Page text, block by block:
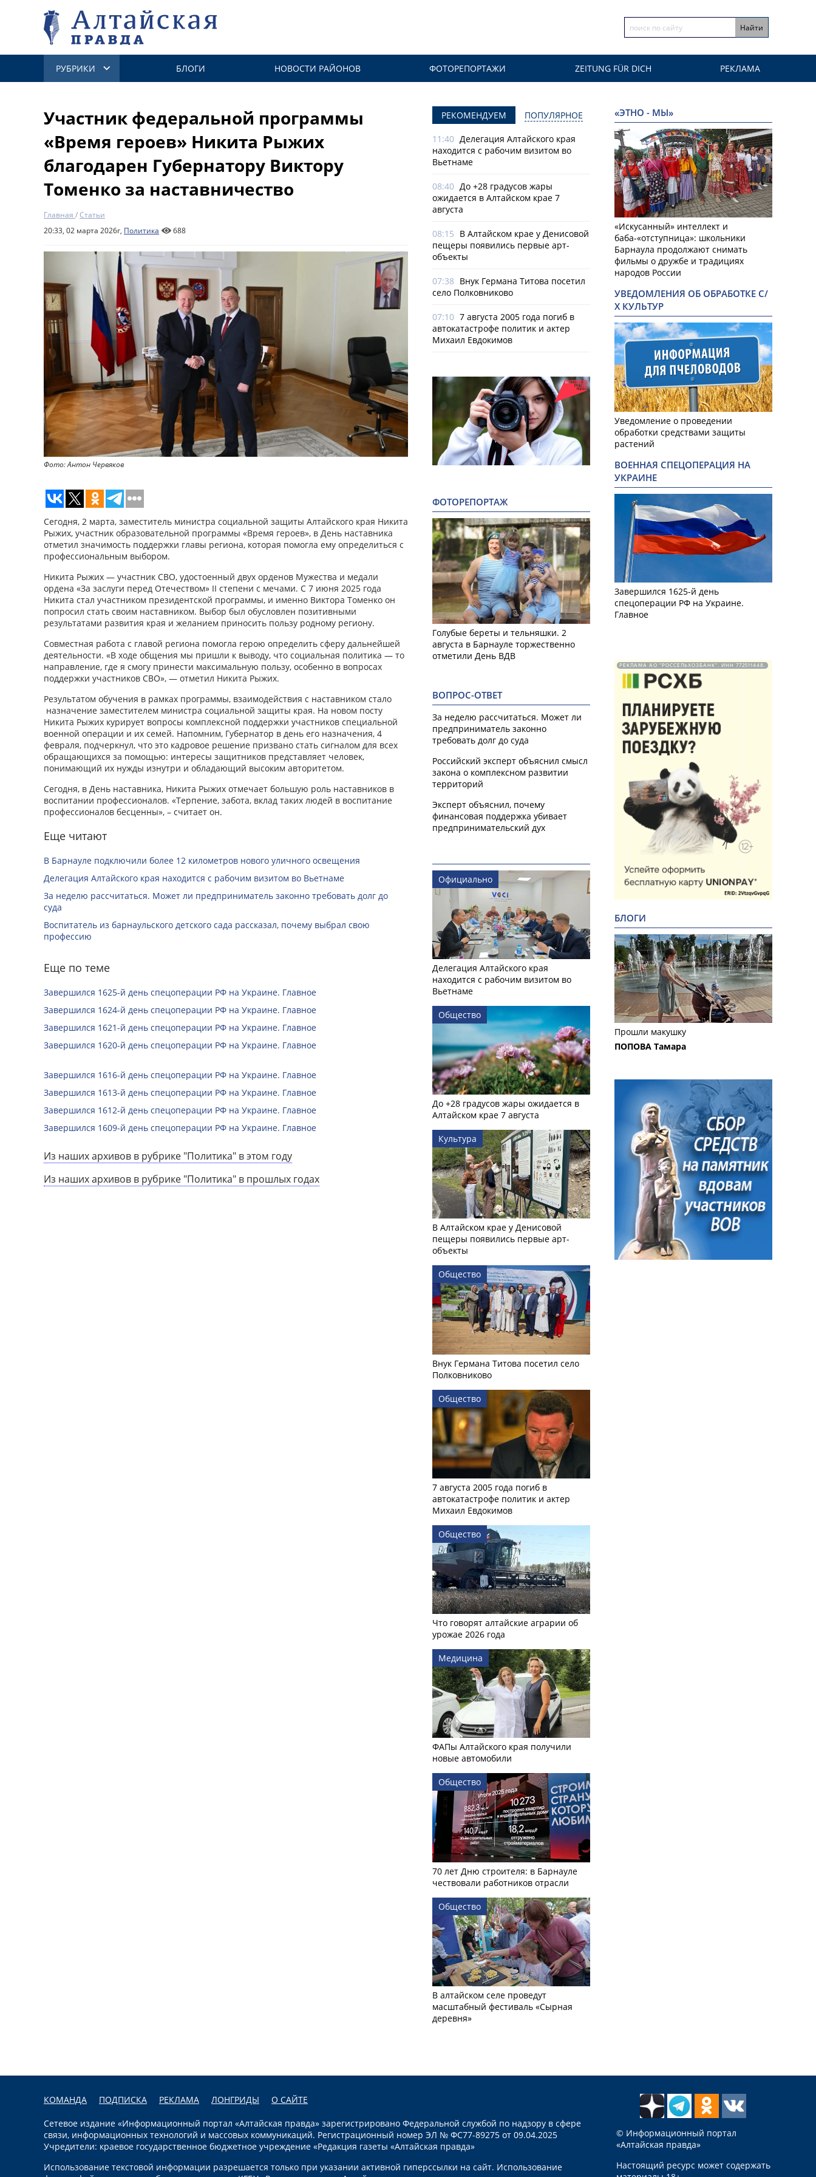
РУБРИКИ БЛОГИ НОВОСТИ РАЙОНОВ ФОТОРЕПОРТАЖИ ZEITUNG FÜR DICH РЕКЛАМА
Участник федеральной программы
«Время героев» Никита Рыжих
благодарен Губернатору Виктору
Томенко за наставничество
Главная /Статьи
20:33, 02 марта 2026г, Политика 688
Фото: Антон Червяков
Сегодня, 2 марта, заместитель министра социальной защиты Алтайского края Никита
Рыжих, участник образовательной программы «Время героев», в День наставника
отметил значимость поддержки главы региона, которая помогла ему определиться с
профессиональным выбором.
Никита Рыжих — участник СВО, удостоенный двух орденов Мужества и медали
ордена «За заслуги перед Отечеством» II степени с мечами. С 7 июня 2025 года
Никита стал участником президентской программы, и именно Виктора Томенко он
попросил стать своим наставником. Выбор был обусловлен позитивными
результатами развития края и желанием приносить пользу родному региону.
Совместная работа с главой региона помогла герою определить сферу дальнейшей
деятельности. «В ходе общения мы пришли к выводу, что социальная политика — то
направление, где я смогу принести максимальную пользу, особенно в вопросах
поддержки участников СВО», — отметил Никита Рыжих.
Результатом обучения в рамках программы, взаимодействия с наставником стало
назначение заместителем министра социальной защиты края. На новом посту
Никита Рыжих курирует вопросы комплексной поддержки участников специальной
военной операции и их семей. Напомним, Губернатор в день его назначения, 4
февраля, подчеркнул, что это кадровое решение призвано стать сигналом для всех
обращающихся за помощью: интересы защитников представляет человек,
понимающий их нужды изнутри и обладающий высоким авторитетом.
Сегодня, в День наставника, Никита Рыжих отмечает большую роль наставников в
воспитании профессионалов. «Терпение, забота, вклад таких людей в воспитание
профессионалов бесценны», – считает он.
Еще читают
В Барнауле подключили более 12 километров нового уличного освещения
Делегация Алтайского края находится с рабочим визитом во Вьетнаме
За неделю рассчитаться. Может ли предприниматель законно требовать долг до
суда
Воспитатель из барнаульского детского сада рассказал, почему выбрал свою
профессию
Еще по теме
Завершился 1625-й день спецоперации РФ на Украине. Главное
Завершился 1624-й день спецоперации РФ на Украине. Главное
Завершился 1621-й день спецоперации РФ на Украине. Главное
Завершился 1620-й день спецоперации РФ на Украине. Главное
Завершился 1616-й день спецоперации РФ на Украине. Главное
Завершился 1613-й день спецоперации РФ на Украине. Главное
Завершился 1612-й день спецоперации РФ на Украине. Главное
Завершился 1609-й день спецоперации РФ на Украине. Главное
Из наших архивов в рубрике "Политика" в этом году
Из наших архивов в рубрике "Политика" в прошлых годах
РЕКОМЕНДУЕМ ПОПУЛЯРНОЕ
11:40 Делегация Алтайского края
находится с рабочим визитом во
Вьетнаме
08:40 До +28 градусов жары
ожидается в Алтайском крае 7
августа
08:15 В Алтайском крае у Денисовой
пещеры появились первые арт-
объекты
07:38 Внук Германа Титова посетил
село Полковниково
07:10 7 августа 2005 года погиб в
автокатастрофе политик и актер
Михаил Евдокимов
ФОТОРЕПОРТАЖ
Голубые береты и тельняшки. 2
августа в Барнауле торжественно
отметили День ВДВ
ВОПРОС-ОТВЕТ
За неделю рассчитаться. Может ли
предприниматель законно
требовать долг до суда
Российский эксперт объяснил смысл
закона о комплексном развитии
территорий
Эксперт объяснил, почему
финансовая поддержка убивает
предпринимательский дух
Официально
Делегация Алтайского края
находится с рабочим визитом во
Вьетнаме
Общество
До +28 градусов жары ожидается в
Алтайском крае 7 августа
Культура
В Алтайском крае у Денисовой
пещеры появились первые арт-
объекты
Общество
Внук Германа Титова посетил село
Полковниково
Общество
7 августа 2005 года погиб в
автокатастрофе политик и актер
Михаил Евдокимов
Общество
Что говорят алтайские аграрии об
урожае 2026 года
Медицина
ФАПы Алтайского края получили
новые автомобили
Общество
70 лет Дню строителя: в Барнауле
чествовали работников отрасли
Общество
В алтайском селе проведут
масштабный фестиваль «Сырная
деревня»
«ЭТНО - МЫ»
«Искусанный» интеллект и
баба-«отступница»: школьники
Барнаула продолжают снимать
фильмы о дружбе и традициях
народов России
УВЕДОМЛЕНИЯ ОБ ОБРАБОТКЕ С/
Х КУЛЬТУР
Уведомление о проведении
обработки средствами защиты
растений
ВОЕННАЯ СПЕЦОПЕРАЦИЯ НА
УКРАИНЕ
Завершился 1625-й день
спецоперации РФ на Украине.
Главное
РЕКЛАМА АО "РОССЕЛЬХОЗБАНК". ИНН 772511448.
БЛОГИ
Прошли макушку
ПОПОВА Тамара
КОМАНДА ПОДПИСКА РЕКЛАМА ЛОНГРИДЫ О САЙТЕ
Сетевое издание «Информационный портал «Алтайская правда» зарегистрировано Федеральной службой по надзору в сфере
связи, информационных технологий и массовых коммуникаций. Регистрационный номер ЭЛ № ФС77-89275 от 09.04.2025
Учредители: краевое государственное бюджетное учреждение «Редакция газеты «Алтайская правда»
Использование текстовой информации разрешается только при указании активной гиперссылки на сайт. Использование
© Информационный портал
«Алтайская правда»
Настоящий ресурс может содержать